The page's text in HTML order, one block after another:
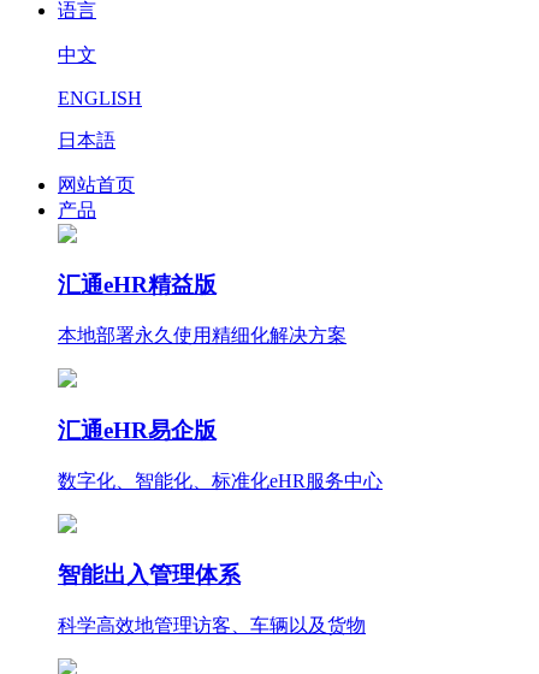
语言
中文
ENGLISH
日本語
网站首页
产品
汇通eHR精益版
本地部署永久使用精细化解决方案
汇通eHR易企版
数字化、智能化、标准化eHR服务中心
智能出入管理体系
科学高效地管理访客、车辆以及货物